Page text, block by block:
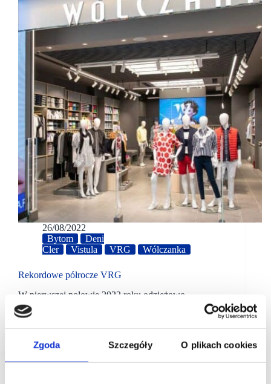
Zgoda Szczegóły O plikach cookies
26/08/2022
Bytom
Deni
Cler
Vistula VRG Wólczanka
Rekordowe półrocze VRG
W pierwszej połowie 2022 roku odzieżowo –
jubilerska Grupa VRG wypracowała zysk netto
w wysokości 36,4 mln zł (przy 2,8 mln zł zysku netto
w roku 2021). Na rekordowe…